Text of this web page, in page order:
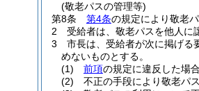
(敬老パスの管理等)
第8条
第4条の規定により敬老
2
受給者は、敬老パスを他人に
3
市長は、受給者が次に掲げる
めないものとする。
(1)
前項の規定に違反した場合
(2)
不正の手段により敬老パ